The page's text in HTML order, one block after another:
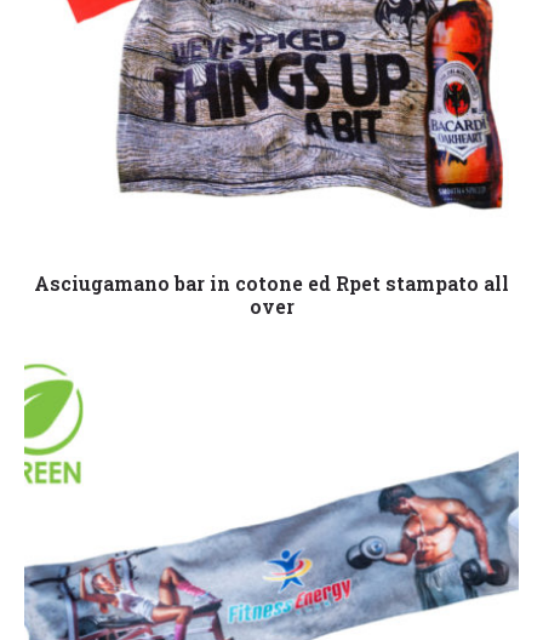
Leggi tutto
Asciugamano bar in cotone ed Rpet stampato all
over